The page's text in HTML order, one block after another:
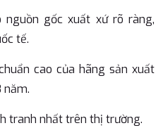
nguồn gốc xuất xứ rõ ràng,
tế.
cao của hãng sản xuất
năm.
tranh nhất trên thị trường.